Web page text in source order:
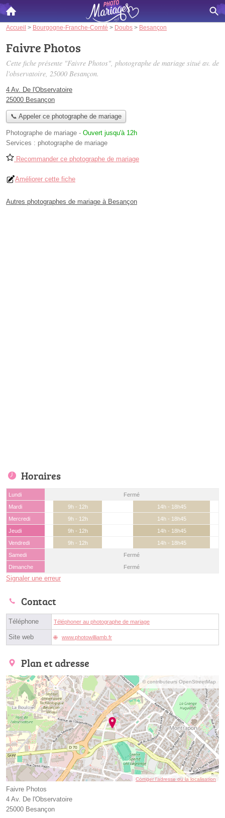
Accueil > Bourgogne-Franche-Comté > Doubs > Besançon
Faivre Photos
Cette fiche présente "Faivre Photos", photographe de mariage situé av. de
l'observatoire, 25000 Besançon.
4 Av. De l'Observatoire
25000 Besançon
📞 Appeler ce photographe de mariage
Photographe de mariage - Ouvert jusqu'à 12h
Services : photographe de mariage
Recommander ce photographe de mariage
Améliorer cette fiche
Autres photographes de mariage à Besançon
Horaires
Lundi
Fermé
Mardi
9h - 12h
14h - 18h45
Mercredi
9h - 12h
14h - 18h45
Jeudi
9h - 12h
14h - 18h45
Vendredi
9h - 12h
14h - 18h45
Samedi
Fermé
Dimanche
Fermé
Signaler une erreur
Contact
Téléphone Téléphoner au photographe de mariage
Site web www.photowilliamb.fr
Plan et adresse
© contributeurs OpenStreetMap
Corriger l’adresse ou la localisation
Faivre Photos
4 Av. De l'Observatoire
25000 Besançon